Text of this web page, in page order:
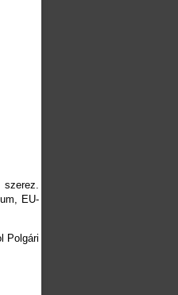
EU-
Polgári